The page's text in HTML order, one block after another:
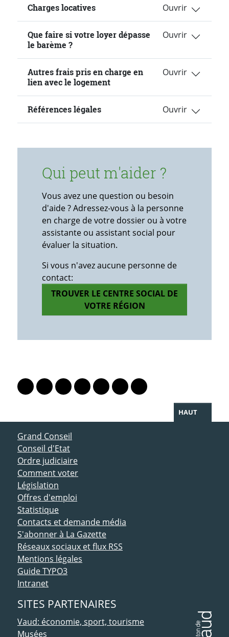
Charges locatives
Que faire si votre loyer dépasse
le barème ?
Autres frais pris en charge en
lien avec le logement
Références légales
Qui peut m'aider ?
Vous avez une question ou besoin
d'aide ? Adressez-vous à la personne
en charge de votre dossier ou à votre
assistante ou assistant social pour
évaluer la situation.
Si vous n'avez aucune personne de
contact:
TROUVER LE CENTRE SOCIAL DE
VOTRE RÉGION
Lien vers le profil Mastodon
Lien vers le profil Bluesky
Lien vers le profil Instagram
Lien vers le profil Linkedin
Lien vers le profil Facebook
Lien vers le profil Twitter
Partager par WhatsApp
HAUT
ACCÈS DIRECT
Grand Conseil
Conseil d'Etat
Ordre judiciaire
Comment voter
Législation
Offres d'emploi
Statistique
Contacts et demande média
S'abonner à La Gazette
Réseaux sociaux et flux RSS
Mentions légales
Guide TYPO3
Intranet
SITES PARTENAIRES
Vaud: économie, sport, tourisme
Musées